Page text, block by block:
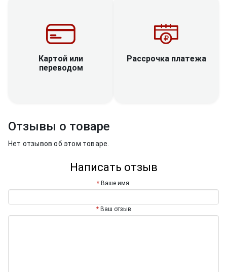
Картой или
переводом
Рассрочка платежа
Отзывы о товаре
Нет отзывов об этом товаре.
Написать отзыв
Ваше имя:
Ваш отзыв